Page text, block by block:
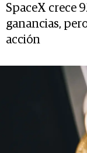
SpaceX crece
ganancias,
acción